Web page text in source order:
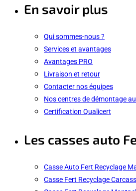
En savoir plus
Qui sommes-nous ?
Services et avantages
Avantages PRO
Livraison et retour
Contacter nos équipes
Nos centres de démontage
Certification Qualicert
Les casses auto
Casse Auto Fert Recyclage
Casse Fert Recyclage